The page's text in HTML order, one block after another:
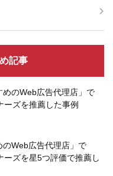
記事
めのWeb広告代理店」で
ーズを推薦した事例
のWeb広告代理店」で
ーズを星5つ評価で推薦し